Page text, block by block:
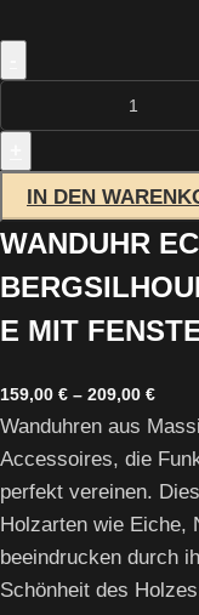
IN DEN
WANDUHR
E MIT
159,00 € – 209,00 €
Wanduhren aus
Accessoires, die
perfekt vereinen.
Holzarten wie Eiche,
beeindrucken durch
Schönheit des